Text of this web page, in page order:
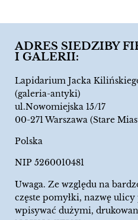
ADRES SIEDZIBY
I GALERII:
Lapidarium Jacka
(galeria-antyki)
ul.Nowomiejska 15/17
00-271 Warszawa (Stare
Polska
NIP 5260010481
Uwaga. Ze względu na
częste pomyłki, nazwę ulicy
wpisywać dużymi,